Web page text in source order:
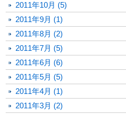
2011年10月 (5)
2011年9月 (1)
2011年8月 (2)
2011年7月 (5)
2011年6月 (6)
2011年5月 (5)
2011年4月 (1)
2011年3月 (2)